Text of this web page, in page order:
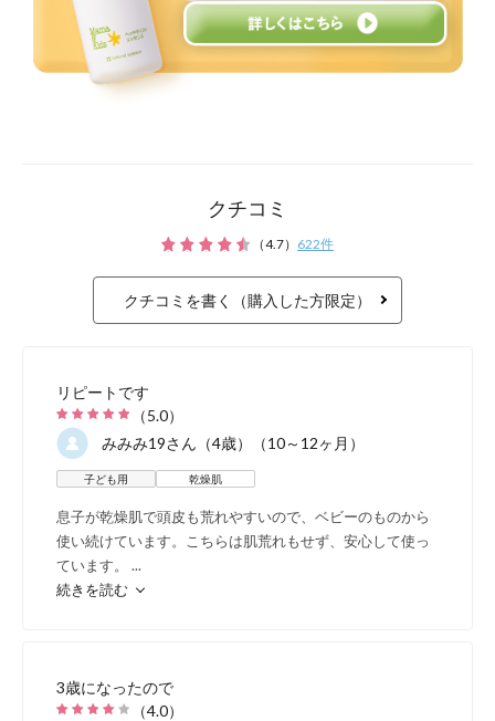
・髪がパサついている
一つ
クチコミ
（4.7） 622件
クチコミを書く（購入した方限定）
リピートです
（5.0）
みみみ19さん（4歳）（10～12ヶ月）
子ども用 乾燥肌
息子が乾燥肌で頭皮も荒れやすいので、ベビーのものから
使い続けています。こちらは肌荒れもせず、安心して使っ
ています。 ...
続きを読む
3歳になったので
（4.0）